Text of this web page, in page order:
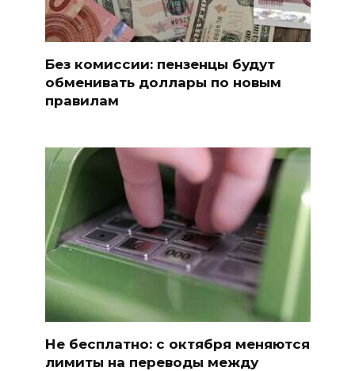
Без комиссии: пензенцы будут
обменивать доллары по новым
правилам
Не бесплатно: с октября меняются
лимиты на переводы между